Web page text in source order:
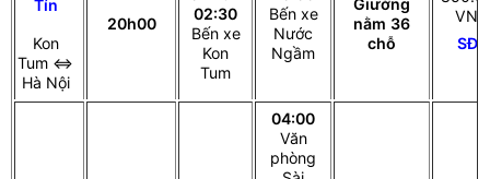
Tín
Kon
Tum ⇔
Hà Nội
20h00
02:30
Bến xe
Kon
Tum
Bến xe
Nước
Ngầm
Giường
nằm 36
chỗ
VNĐ
SĐT
04:00
Văn
phòng